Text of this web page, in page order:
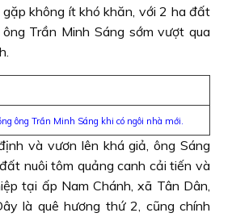
gặp không ít khó khăn, với 2 ha đất
Trần Minh Sáng sớm vượt qua
ông Trần Minh Sáng khi có ngôi nhà mới.
và vươn lên khá giả, ông Sáng
nuôi tôm quảng canh cải tiến và
tại ấp Nam Chánh, xã Tân Dân,
là quê hương thứ 2, cũng chính